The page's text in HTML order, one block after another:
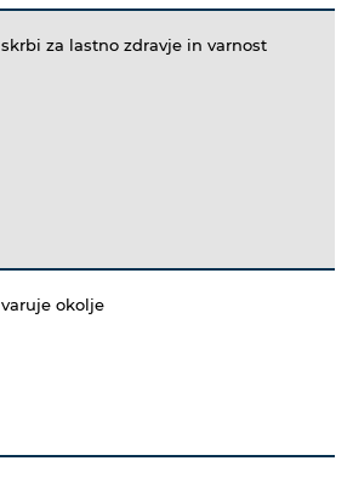
skrbi za lastno zdravje in varnost
varuje okolje